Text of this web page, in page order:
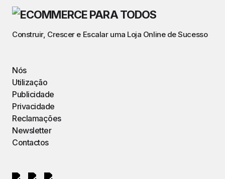
Construir, Crescer e Escalar uma Loja Online de Sucesso
Nós
Utilização
Publicidade
Privacidade
Reclamações
Newsletter
Contactos